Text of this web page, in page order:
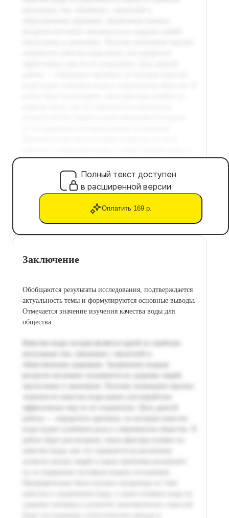
Полный текст доступен
в расширенной версии
Оплатить 169 р.
Заключение
Обобщаются результаты исследования, подтверждается
актуальность темы и формулируются основные выводы.
Отмечается значение изучения качества воды для
общества.